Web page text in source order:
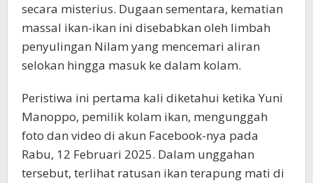
secara misterius. Dugaan sementara, kematian
massal ikan-ikan ini disebabkan oleh limbah
penyulingan Nilam yang mencemari aliran
selokan hingga masuk ke dalam kolam.
Peristiwa ini pertama kali diketahui ketika Yuni
Manoppo, pemilik kolam ikan, mengunggah
foto dan video di akun Facebook-nya pada
Rabu, 12 Februari 2025. Dalam unggahan
tersebut, terlihat ratusan ikan terapung mati di